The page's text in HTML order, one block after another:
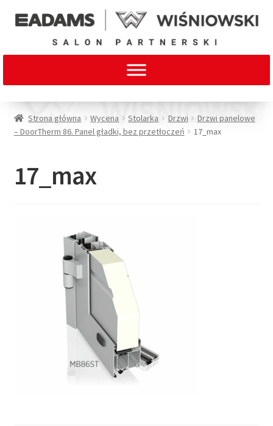
Strona główna Wycena Stolarka Drzwi
Drzwi panelowe
– DoorTherm 86. Panel gładki, bez przetłoczeń
17_max
17_max